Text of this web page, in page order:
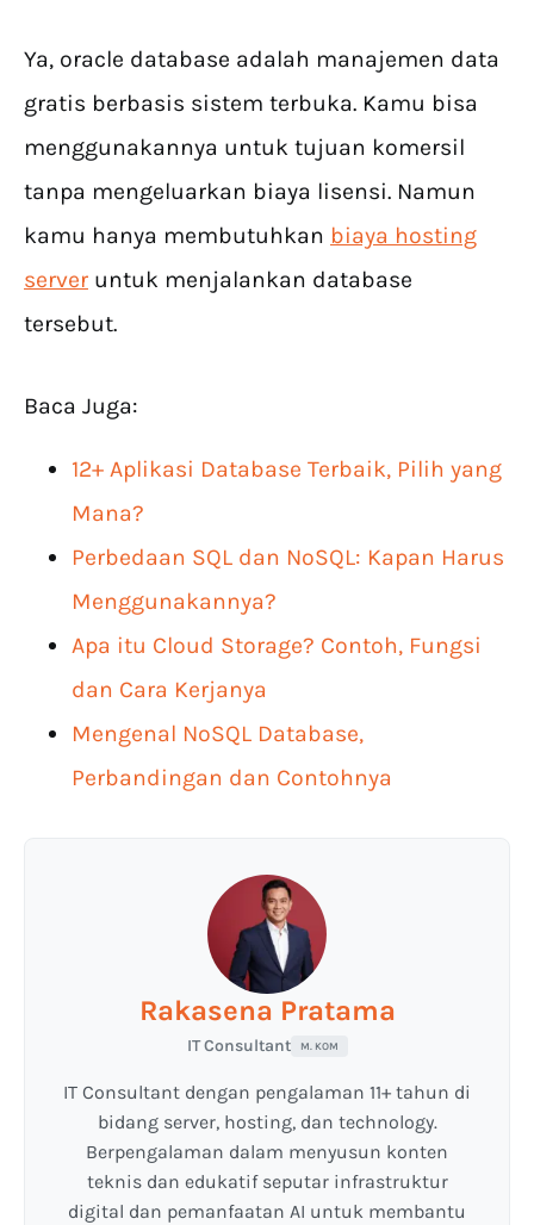
Ya, oracle database adalah manajemen data
gratis berbasis sistem terbuka. Kamu bisa
menggunakannya untuk tujuan komersil
tanpa mengeluarkan biaya lisensi. Namun
kamu hanya membutuhkan biaya hosting
server untuk menjalankan database
tersebut.
Baca Juga:
12+ Aplikasi Database Terbaik, Pilih yang
Mana?
Perbedaan SQL dan NoSQL: Kapan Harus
Menggunakannya?
Apa itu Cloud Storage? Contoh, Fungsi
dan Cara Kerjanya
Mengenal NoSQL Database,
Perbandingan dan Contohnya
Rakasena Pratama
IT Consultant M. KOM
IT Consultant dengan pengalaman 11+ tahun di
bidang server, hosting, dan technology.
Berpengalaman dalam menyusun konten
teknis dan edukatif seputar infrastruktur
digital dan pemanfaatan AI untuk membantu